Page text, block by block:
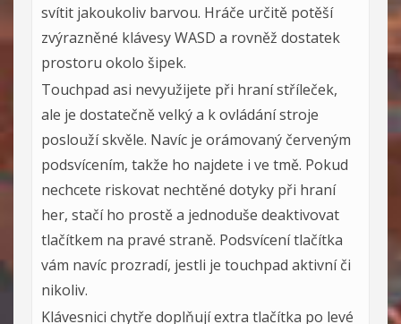
svítit jakoukoliv barvou. Hráče určitě potěší
zvýrazněné klávesy WASD a rovněž dostatek
prostoru okolo šipek.
Touchpad asi nevyužijete při hraní stříleček,
ale je dostatečně velký a k ovládání stroje
poslouží skvěle. Navíc je orámovaný červeným
podsvícením, takže ho najdete i ve tmě. Pokud
nechcete riskovat nechtěné dotyky při hraní
her, stačí ho prostě a jednoduše deaktivovat
tlačítkem na pravé straně. Podsvícení tlačítka
vám navíc prozradí, jestli je touchpad aktivní či
nikoliv.
Klávesnici chytře doplňují extra tlačítka po levé